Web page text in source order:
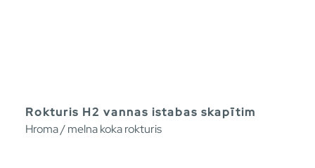
Rokturis H2 vannas istabas skapītim
Hroma / melna koka rokturis